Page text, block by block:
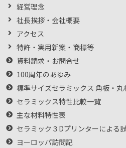
経営理念
社長挨拶・会社概要
アクセス
特許・実用新案・商標等
資料請求・お問合せ
100周年のあゆみ
標準サイズセラミックス 角板・
セラミックス特性比較一覧
主な材料特性表
セラミック３Dプリンターによる
ヨーロッパ訪問記